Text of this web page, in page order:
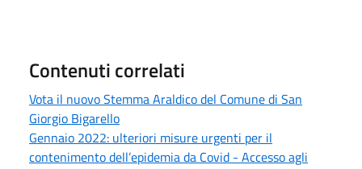
Contenuti correlati
Vota il nuovo Stemma Araldico del Comune di San
Giorgio Bigarello
Gennaio 2022: ulteriori misure urgenti per il
contenimento dell’epidemia da Covid - Accesso agli